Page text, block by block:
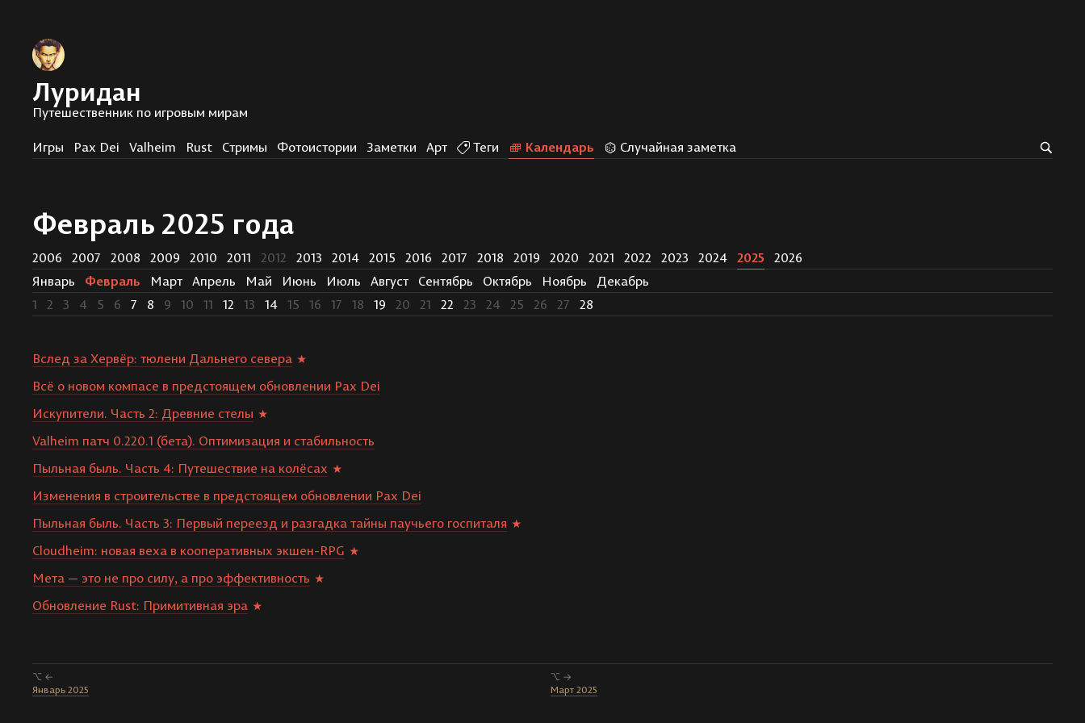
Луридан
Путешественник по игровым мирам
Игры Pax Dei Valheim Rust Стримы Фотоистории Заметки Арт Теги Календарь Случайная заметка
Февраль 2025 года
2006 2007 2008 2009 2010 2011 2012 2013 2014 2015 2016 2017 2018 2019 2020 2021 2022 2023 2024 2025
2026
Январь
Февраль Март Апрель Май Июнь Июль Август Сентябрь Октябрь Ноябрь
Декабрь
1
2 3 4 5 6 7 8 9 10 11 12 13 14 15 16 17 18 19 20 21 22 23 24 25 26 27 28
Вслед за Хервёр: тюлени Дальнего севера
Всё о новом компасе в предстоящем обновлении Pax Dei
Искупители. Часть 2: Древние стелы
Valheim патч 0.220.1 (бета). Оптимизация и стабильность
Пыльная быль. Часть 4: Путешествие на колёсах
Изменения в строительстве в предстоящем обновлении Pax Dei
Пыльная быль. Часть 3: Первый переезд и разгадка тайны паучьего госпиталя
Cloudheim: новая веха в кооперативных экшен-RPG
Мета — это не про силу, а про эффективность
Обновление Rust: Примитивная эра
⌥ ←
Январь 2025
⌥ →
Март 2025